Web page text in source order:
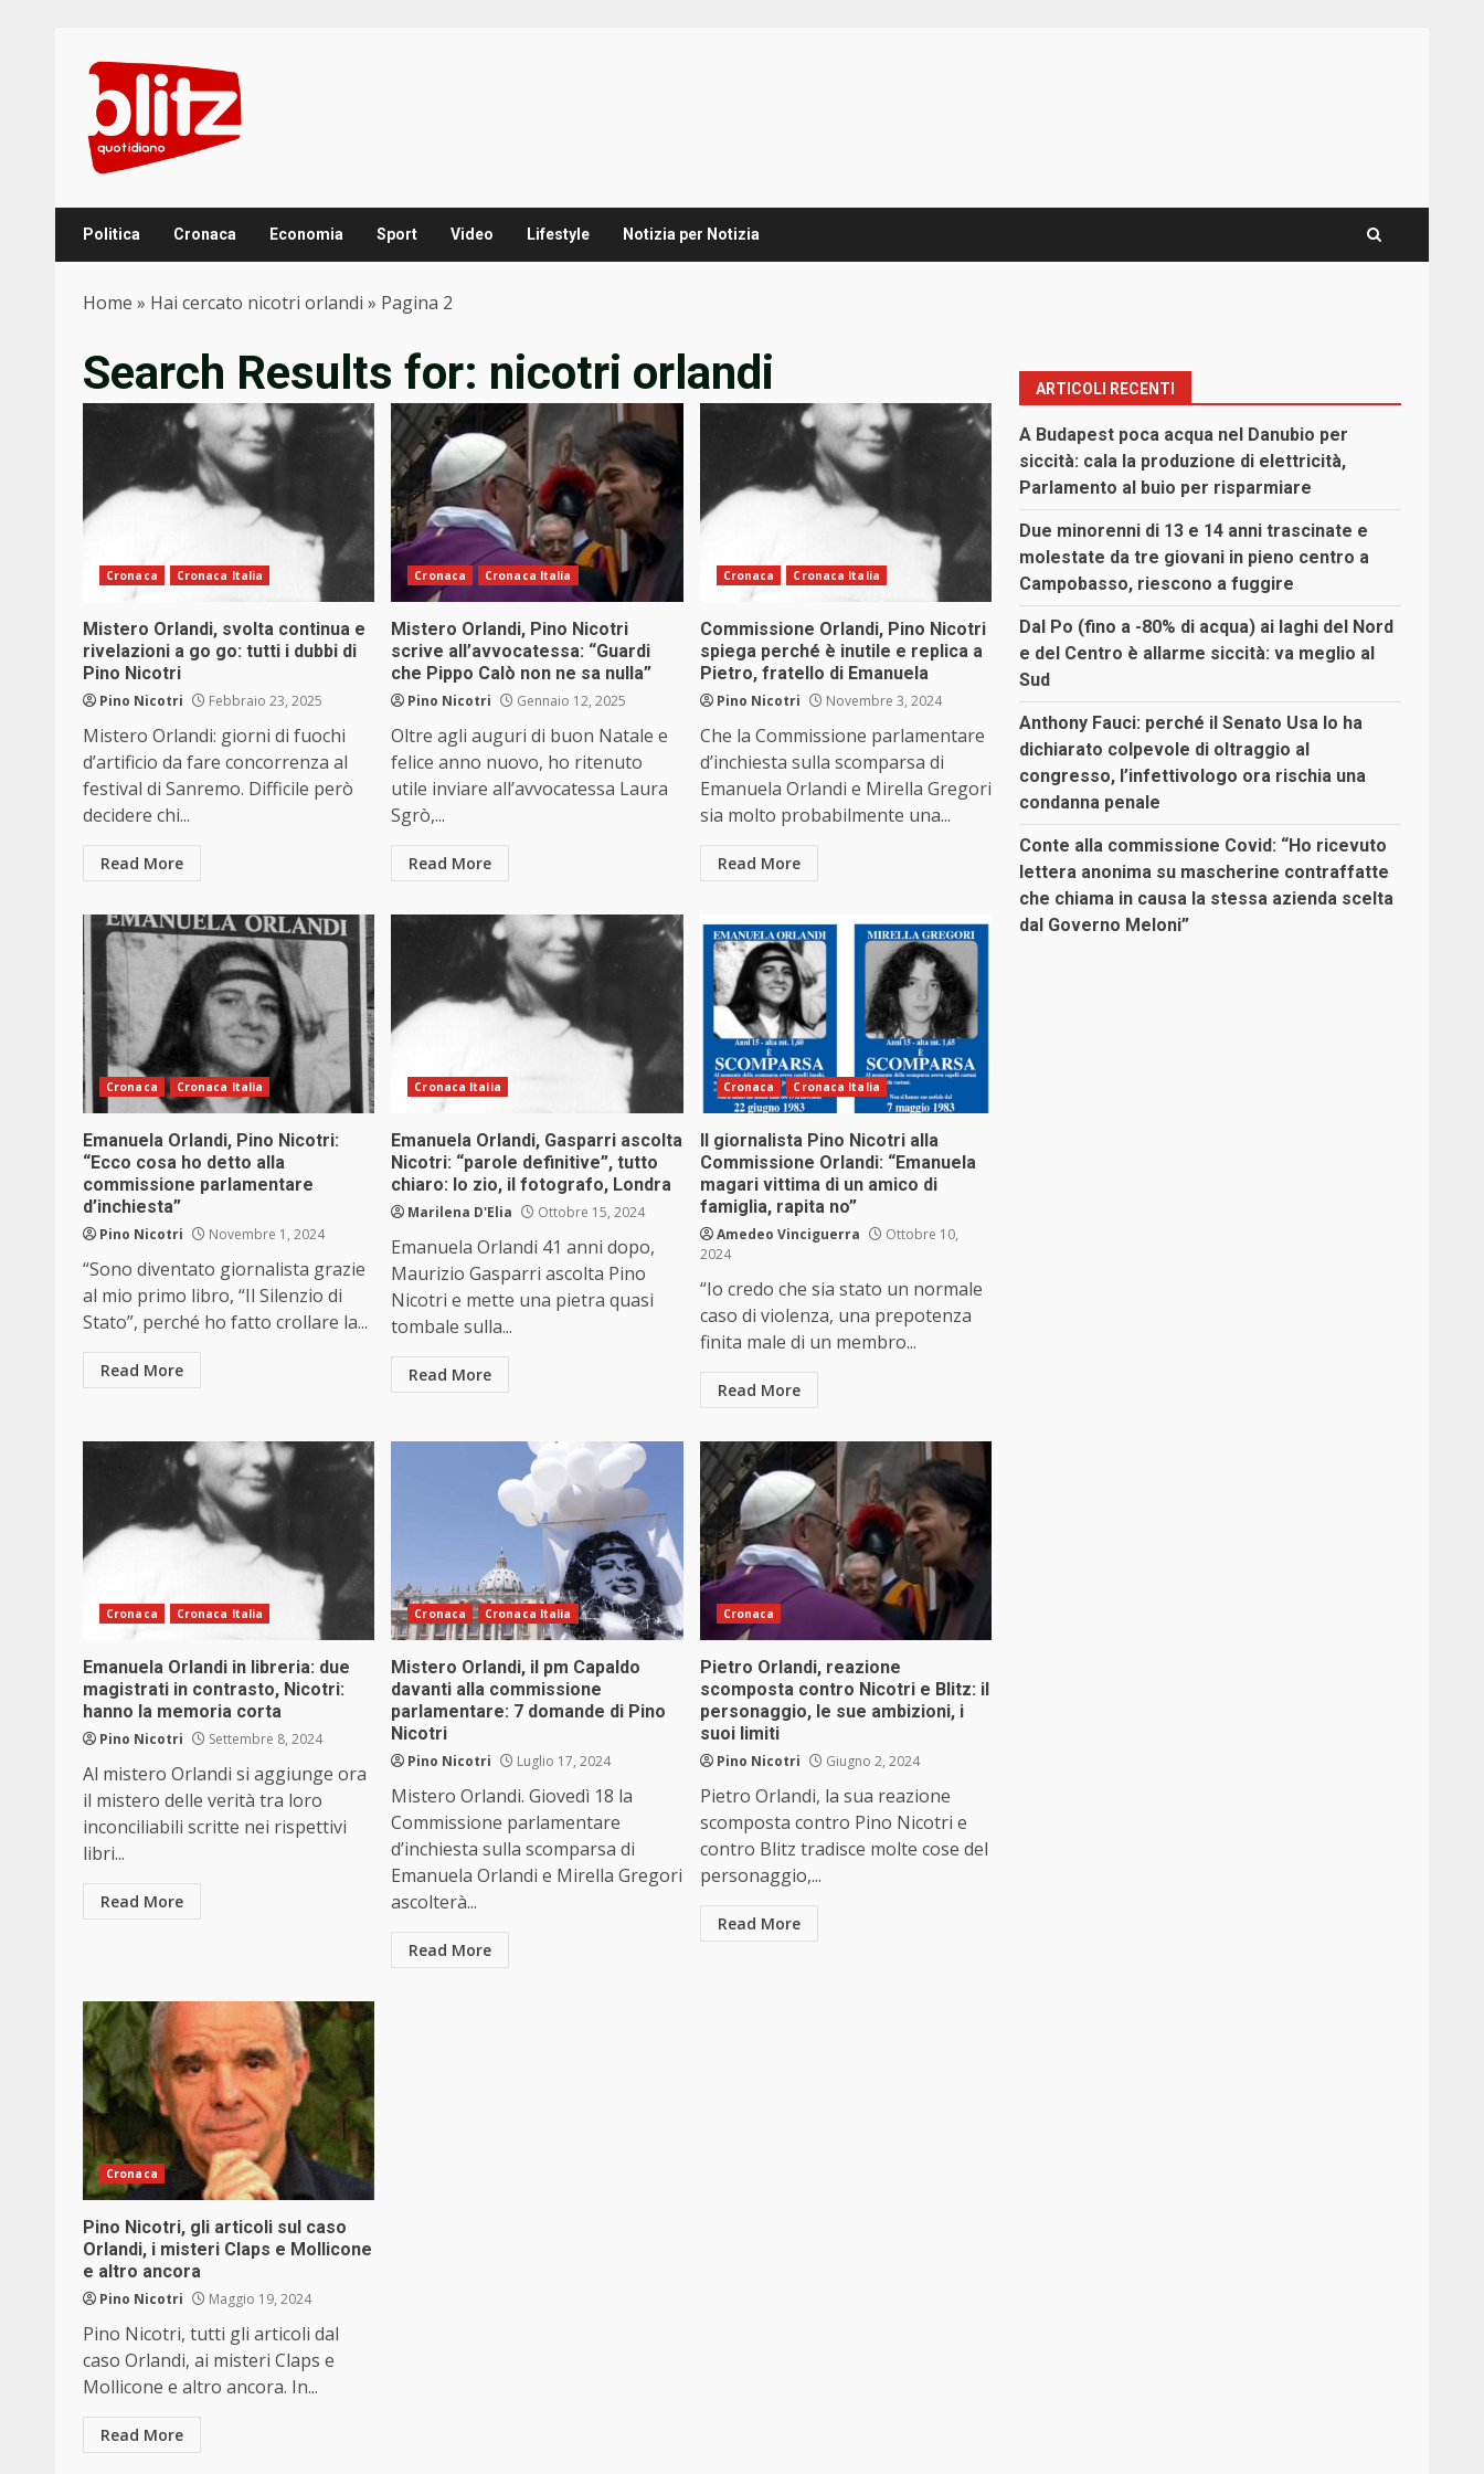
content
Politica Cronaca Economia Sport Video Lifestyle Notizia per Notizia
Home » Hai cercato nicotri orlandi » Pagina 2
Search Results for: nicotri orlandi
Cronaca Cronaca Italia
Mistero Orlandi, svolta continua e
rivelazioni a go go: tutti i dubbi di
Pino Nicotri
Pino Nicotri Febbraio 23, 2025
Mistero Orlandi: giorni di fuochi
d’artificio da fare concorrenza al
festival di Sanremo. Difficile però
decidere chi...
Read More
Cronaca Cronaca Italia
Mistero Orlandi, Pino Nicotri
scrive all’avvocatessa: “Guardi
che Pippo Calò non ne sa nulla”
Pino Nicotri Gennaio 12, 2025
Oltre agli auguri di buon Natale e
felice anno nuovo, ho ritenuto
utile inviare all’avvocatessa Laura
Sgrò,...
Read More
Cronaca Cronaca Italia
Commissione Orlandi, Pino Nicotri
spiega perché è inutile e replica a
Pietro, fratello di Emanuela
Pino Nicotri Novembre 3, 2024
Che la Commissione parlamentare
d’inchiesta sulla scomparsa di
Emanuela Orlandi e Mirella Gregori
sia molto probabilmente una...
Read More
Cronaca Cronaca Italia
Emanuela Orlandi, Pino Nicotri:
“Ecco cosa ho detto alla
commissione parlamentare
d’inchiesta”
Pino Nicotri Novembre 1, 2024
“Sono diventato giornalista grazie
al mio primo libro, “Il Silenzio di
Stato”, perché ho fatto crollare la...
Read More
Cronaca Italia
Emanuela Orlandi, Gasparri ascolta
Nicotri: “parole definitive”, tutto
chiaro: lo zio, il fotografo, Londra
Marilena D'Elia Ottobre 15, 2024
Emanuela Orlandi 41 anni dopo,
Maurizio Gasparri ascolta Pino
Nicotri e mette una pietra quasi
tombale sulla...
Read More
Cronaca Cronaca Italia
Il giornalista Pino Nicotri alla
Commissione Orlandi: “Emanuela
magari vittima di un amico di
famiglia, rapita no”
Amedeo Vinciguerra
Ottobre 10,
2024
“Io credo che sia stato un normale
caso di violenza, una prepotenza
finita male di un membro...
Read More
Cronaca Cronaca Italia
Emanuela Orlandi in libreria: due
magistrati in contrasto, Nicotri:
hanno la memoria corta
Pino Nicotri Settembre 8, 2024
Al mistero Orlandi si aggiunge ora
il mistero delle verità tra loro
inconciliabili scritte nei rispettivi
libri...
Read More
Cronaca Cronaca Italia
Mistero Orlandi, il pm Capaldo
davanti alla commissione
parlamentare: 7 domande di Pino
Nicotri
Pino Nicotri Luglio 17, 2024
Mistero Orlandi. Giovedì 18 la
Commissione parlamentare
d’inchiesta sulla scomparsa di
Emanuela Orlandi e Mirella Gregori
ascolterà...
Read More
Cronaca
Pietro Orlandi, reazione
scomposta contro Nicotri e Blitz: il
personaggio, le sue ambizioni, i
suoi limiti
Pino Nicotri Giugno 2, 2024
Pietro Orlandi, la sua reazione
scomposta contro Pino Nicotri e
contro Blitz tradisce molte cose del
personaggio,...
Read More
Cronaca
Pino Nicotri, gli articoli sul caso
Orlandi, i misteri Claps e Mollicone
e altro ancora
Pino Nicotri Maggio 19, 2024
Pino Nicotri, tutti gli articoli dal
caso Orlandi, ai misteri Claps e
Mollicone e altro ancora. In...
Read More
ARTICOLI RECENTI
A Budapest poca acqua nel Danubio per
siccità: cala la produzione di elettricità,
Parlamento al buio per risparmiare
Due minorenni di 13 e 14 anni trascinate e
molestate da tre giovani in pieno centro a
Campobasso, riescono a fuggire
Dal Po (fino a -80% di acqua) ai laghi del Nord
e del Centro è allarme siccità: va meglio al
Sud
Anthony Fauci: perché il Senato Usa lo ha
dichiarato colpevole di oltraggio al
congresso, l’infettivologo ora rischia una
condanna penale
Conte alla commissione Covid: “Ho ricevuto
lettera anonima su mascherine contraffatte
che chiama in causa la stessa azienda scelta
dal Governo Meloni”